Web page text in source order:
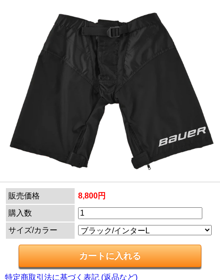
販売価格 8,800円
購入数
サイズ/カラー
特定商取引法に基づく表記 (返品など)